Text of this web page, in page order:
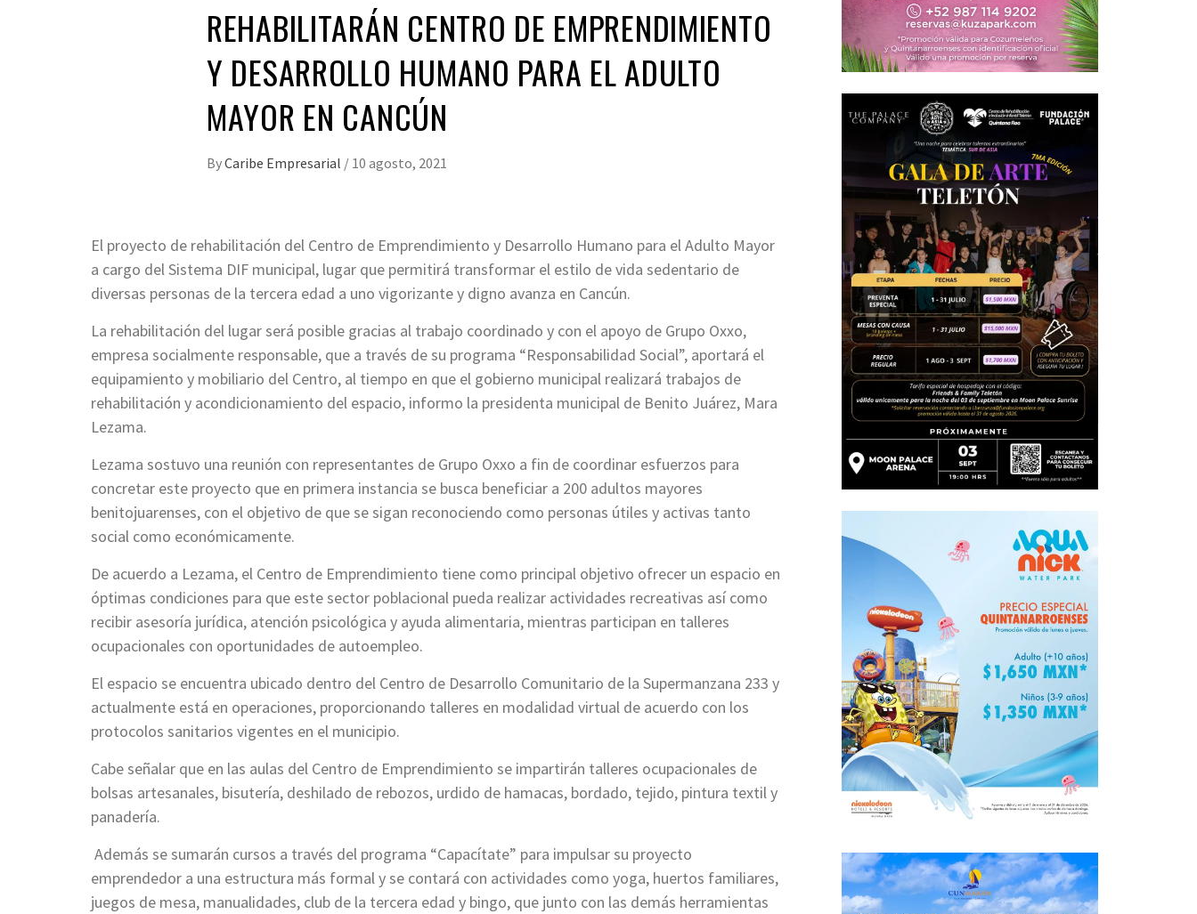
REHABILITARÁN CENTRO DE EMPRENDIMIENTO
Y DESARROLLO HUMANO PARA EL ADULTO
MAYOR EN CANCÚN
ByCaribe Empresarial / 10 agosto, 2021
El proyecto de rehabilitación del Centro de Emprendimiento y Desarrollo Humano para el Adulto Mayor
a cargo del Sistema DIF municipal, lugar que permitirá transformar el estilo de vida sedentario de
diversas personas de la tercera edad a uno vigorizante y digno avanza en Cancún.
La rehabilitación del lugar será posible gracias al trabajo coordinado y con el apoyo de Grupo Oxxo,
empresa socialmente responsable, que a través de su programa “Responsabilidad Social”, aportará el
equipamiento y mobiliario del Centro, al tiempo en que el gobierno municipal realizará trabajos de
rehabilitación y acondicionamiento del espacio, informo la presidenta municipal de Benito Juárez, Mara
Lezama.
Lezama sostuvo una reunión con representantes de Grupo Oxxo a fin de coordinar esfuerzos para
concretar este proyecto que en primera instancia se busca beneficiar a 200 adultos mayores
benitojuarenses, con el objetivo de que se sigan reconociendo como personas útiles y activas tanto
social como económicamente.
De acuerdo a Lezama, el Centro de Emprendimiento tiene como principal objetivo ofrecer un espacio en
óptimas condiciones para que este sector poblacional pueda realizar actividades recreativas así como
recibir asesoría jurídica, atención psicológica y ayuda alimentaria, mientras participan en talleres
ocupacionales con oportunidades de autoempleo.
El espacio se encuentra ubicado dentro del Centro de Desarrollo Comunitario de la Supermanzana 233 y
actualmente está en operaciones, proporcionando talleres en modalidad virtual de acuerdo con los
protocolos sanitarios vigentes en el municipio.
Cabe señalar que en las aulas del Centro de Emprendimiento se impartirán talleres ocupacionales de
bolsas artesanales, bisutería, deshilado de rebozos, urdido de hamacas, bordado, tejido, pintura textil y
panadería.
Además se sumarán cursos a través del programa “Capacítate” para impulsar su proyecto
emprendedor a una estructura más formal y se contará con actividades como yoga, huertos familiares,
juegos de mesa, manualidades, club de la tercera edad y bingo, que junto con las demás herramientas